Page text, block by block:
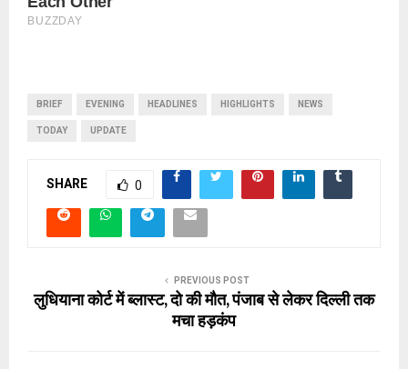
BRIEF EVENING HEADLINES HIGHLIGHTS NEWS
TODAY UPDATE
SHARE 0
PREVIOUS POST
लुधियाना कोर्ट में ब्लास्ट, दो की मौत, पंजाब से लेकर दिल्ली तक
मचा हड़कंप